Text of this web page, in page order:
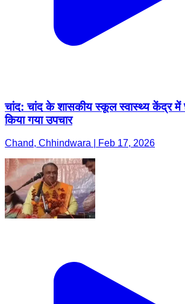
चांद: चांद के शासकीय स्कूल स्वास्थ्य केंद्र में
किया गया उपचार
Chand, Chhindwara | Feb 17, 2026